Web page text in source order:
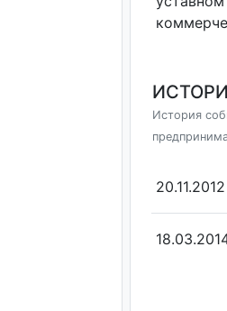
История
20.11.2012